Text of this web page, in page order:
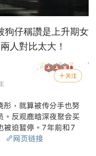
狗仔稱讚是上升期女
人對比太大！